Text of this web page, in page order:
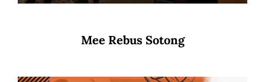
Mee Rebus Sotong